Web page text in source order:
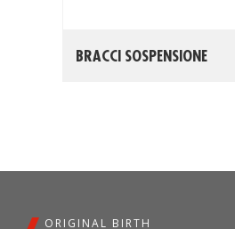
BRACCI SOSPENSIONE
ORIGINAL BIRTH